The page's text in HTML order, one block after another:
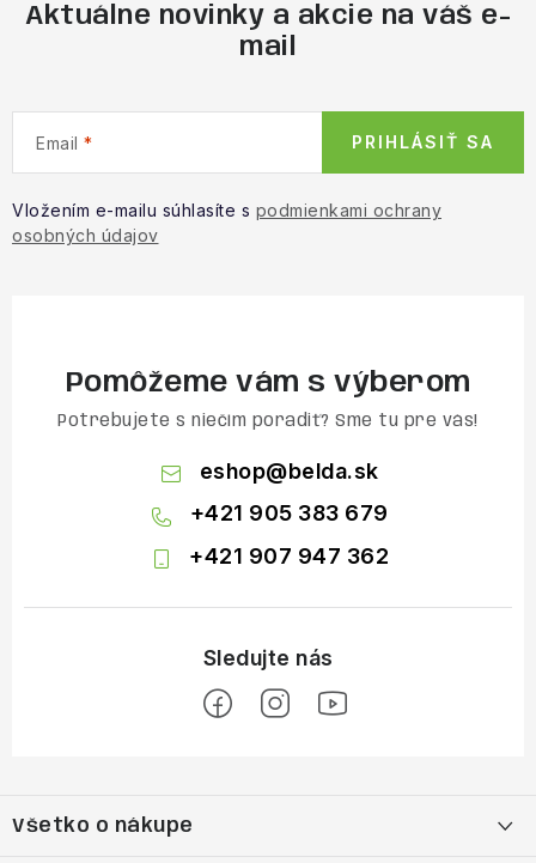
Aktuálne novinky a akcie na váš e-
mail
Email
Vložením e-mailu súhlasíte s podmienkami ochrany
osobných údajov
PRIHLÁSIŤ SA
Pomôžeme vám s výberom
Potrebujete s niečím poradiť? Sme tu pre vás!
eshop@belda.sk
+421 905 383 679
+421 907 947 362
pVšetko o nákupe